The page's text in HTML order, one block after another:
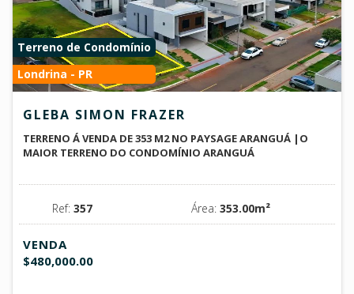
Terreno de Condomínio
Londrina - PR
GLEBA SIMON FRAZER
TERRENO Á VENDA DE 353 M2 NO PAYSAGE ARANGUÁ |O
MAIOR TERRENO DO CONDOMÍNIO ARANGUÁ
Ref: 357 Área: 353.00m²
VENDA
$480,000.00